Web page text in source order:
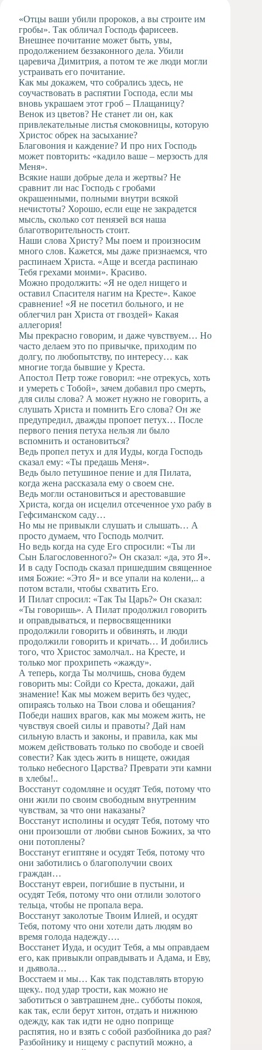
студия
Музыкальное
отделение
Психологическая
Служба
Тьюторская
служба
«Отцы ваши убили пророков, а вы строите им
гробы». Так обличал Господь фарисеев.
Внешнее почитание может быть, увы,
продолжением беззаконного дела. Убили
царевича Димитрия, а потом те же люди могли
устраивать его почитание.
Как мы докажем, что собрались здесь, не
соучаствовать в распятии Господа, если мы
вновь украшаем этот гроб – Плащаницу?
Венок из цветов? Не станет ли он, как
привлекательные листья смоковницы, которую
Христос обрек на засыхание?
Благовония и каждение? И про них Господь
может повторить: «кадило ваше – мерзость для
Меня».
Всякие наши добрые дела и жертвы? Не
сравнит ли нас Господь с гробами
окрашенными, полными внутри всякой
нечистоты? Хорошо, если еще не закрадется
мысль, сколько сот пенязей вся наша
благотворительность стоит.
Наши слова Христу? Мы поем и произносим
много слов. Кажется, мы даже признаемся, что
распинаем Христа. «Аще и всегда распинаю
Тебя грехами моими». Красиво.
Можно продолжить: «Я не одел нищего и
оставил Спасителя нагим на Кресте». Какое
сравнение! «Я не посетил больного, и не
облегчил ран Христа от гвоздей» Какая
аллегория!
Мы прекрасно говорим, и даже чувствуем… Но
часто делаем это по привычке, приходим по
долгу, по любопытству, по интересу… как
многие тогда бывшие у Креста.
Апостол Петр тоже говорил: «не отрекусь, хоть
и умереть с Тобой», зачем добавил про смерть,
для силы слова? А может нужно не говорить, а
слушать Христа и помнить Его слова? Он же
предупредил, дважды пропоет петух… После
первого пения петуха нельзя ли было
вспомнить и остановиться?
Ведь пропел петух и для Иуды, когда Господь
сказал ему: «Ты предашь Меня».
Ведь было петушиное пение и для Пилата,
когда жена рассказала ему о своем сне.
Ведь могли остановиться и арестовавшие
Христа, когда он исцелил отсеченное ухо рабу в
Гефсиманском саду…
Но мы не привыкли слушать и слышать… А
просто думаем, что Господь молчит.
Но ведь когда на суде Его спросили: «Ты ли
Сын Благословенного?» Он сказал: «да, это Я».
И в саду Господь сказал пришедшим священное
имя Божие: «Это Я» и все упали на колени,.. а
потом встали, чтобы схватить Его.
И Пилат спросил: «Так Ты Царь?» Он сказал:
«Ты говоришь». А Пилат продолжил говорить
и оправдываться, и первосвященники
продолжили говорить и обвинять, и люди
продолжили говорить и кричать… И добились
того, что Христос замолчал.. на Кресте, и
только мог прохрипеть «жажду».
А теперь, когда Ты молчишь, снова будем
говорить мы: Сойди со Креста, докажи, дай
знамение! Как мы можем верить без чудес,
опираясь только на Твои слова и обещания?
Победи наших врагов, как мы можем жить, не
чувствуя своей силы и правоты? Дай нам
сильную власть и законы, и правила, как мы
можем действовать только по свободе и своей
совести? Как здесь жить в нищете, ожидая
только небесного Царства? Преврати эти камни
в хлебы!..
Восстанут содомляне и осудят Тебя, потому что
они жили по своим свободным внутренним
чувствам, за что они наказаны?
Восстанут исполины и осудят Тебя, потому что
они произошли от любви сынов Божиих, за что
они потоплены?
Восстанут египтяне и осудят Тебя, потому что
они заботились о благополучии своих
граждан…
Восстанут евреи, погибшие в пустыни, и
осудят Тебя, потому что они отлили золотого
тельца, чтобы не пропала вера.
Восстанут заколотые Твоим Илией, и осудят
Тебя, потому что они хотели дать людям во
время голода надежду….
Восстанет Иуда, и осудит Тебя, а мы оправдаем
его, как привыкли оправдывать и Адама, и Еву,
и дьявола…
Восстаем и мы… Как так подставлять вторую
щеку.. под удар трости, как можно не
заботиться о завтрашнем дне.. субботы покоя,
как так, если берут хитон, отдать и нижнюю
одежду, как так идти не одно поприще
распятия, но и взять с собой разбойника до рая?
Разбойнику и нищему с распутий можно, а